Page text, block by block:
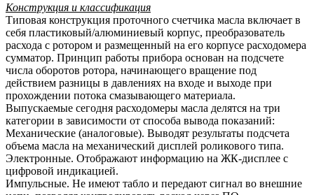
Конструкция и классификация
Типовая конструкция проточного счетчика масла включает в
себя пластиковый/алюминиевый корпус, преобразователь
расхода с ротором и размещенный на его корпусе расходомера
сумматор. Принцип работы прибора основан на подсчете
числа оборотов ротора, начинающего вращение под
действием разницы в давлениях на входе и выходе при
прохождении потока смазывающего материала.
Выпускаемые сегодня расходомеры масла делятся на три
категории в зависимости от способа вывода показаний:
Механические (аналоговые). Выводят результаты подсчета
объема масла на механический дисплей роликового типа.
Электронные. Отображают информацию на ЖК-дисплее с
цифровой индикацией.
Импульсные. Не имеют табло и передают сигнал во внешние